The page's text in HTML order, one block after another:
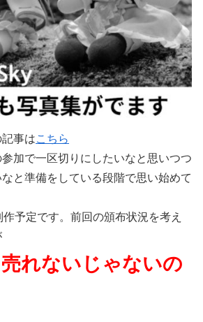
事はこちら
加で一区切りにしたいなと思いつつ
と準備をしている段階で思い始めて
予定です。前回の頒布状況を考え
れないじゃないの